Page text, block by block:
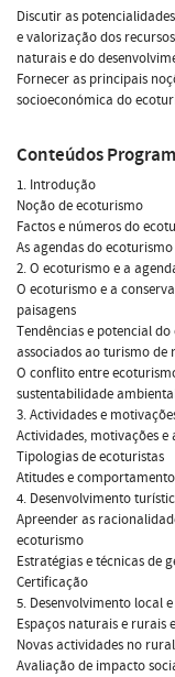
Discutir as
e valorização dos recursos
naturais e do
Fornecer as principais
socioeconómica do
Conteúdos
1. Introdução
Noção de ecoturismo
Factos e números do
As agendas do ecoturismo
2. O ecoturismo e a
O ecoturismo e a
paisagens
Tendências e potencial
associados ao turismo de
O conflito entre
sustentabilidade
3. Actividades e
Actividades, motivações e
Tipologias de ecoturistas
Atitudes e
4. Desenvolvimento
Apreender as
ecoturismo
Estratégias e técnicas de
Certificação
5. Desenvolvimento local
Espaços naturais e rurais
Novas actividades no
Avaliação de impacto